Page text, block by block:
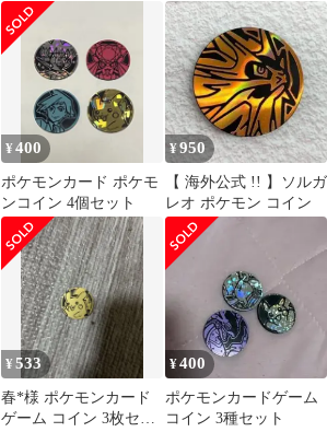
VSTAR&VMAXハイク
ラスデッキゼラオラ
¥400
ポケモンカード ポケモ
ンコイン 4個セット
¥950
【 海外公式 !! 】ソルガ
レオ ポケモン コイン
¥533
春*様 ポケモンカード
ゲーム コイン 3枚セッ
¥400
ポケモンカードゲーム
コイン 3種セット